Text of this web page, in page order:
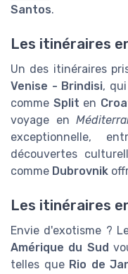
Santos.
Les itinéraires
Un des itinéraires
Venise - Brindisi,
comme Split en
voyage en
exceptionnelle,
découvertes
comme Dubrovnik
Les itinéraires
Envie d'exotisme ?
Amérique du Sud
telles que Rio de